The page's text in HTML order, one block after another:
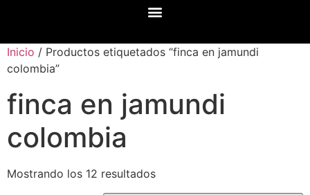
Inicio / Productos etiquetados “finca en jamundi
colombia”
finca en jamundi
colombia
Mostrando los 12 resultados